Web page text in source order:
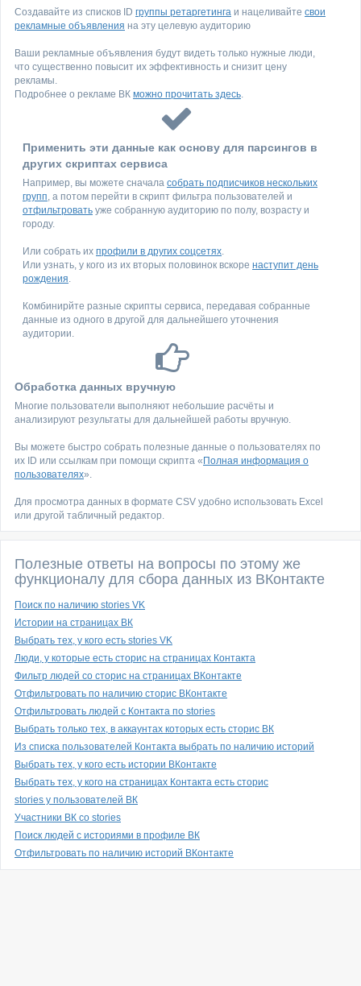
Создавайте из списков ID группы ретаргетинга и нацеливайте свои
рекламные объявления на эту целевую аудиторию
Ваши рекламные объявления будут видеть только нужные люди,
что существенно повысит их эффективность и снизит цену
рекламы.
Подробнее о рекламе ВК можно прочитать здесь.
Применить эти данные как основу для парсингов в
других скриптах сервиса
Например, вы можете сначала собрать подписчиков нескольких
групп, а потом перейти в скрипт фильтра пользователей и
отфильтровать уже собранную аудиторию по полу, возрасту и
городу.
Или собрать их профили в других соцсетях.
Или узнать, у кого из их вторых половинок вскоре наступит день
рождения.
Комбинирйте разные скрипты сервиса, передавая собранные
данные из одного в другой для дальнейшего уточнения
аудитории.
Обработка данных вручную
Многие пользователи выполняют небольшие расчёты и
анализируют результаты для дальнейшей работы вручную.
Вы можете быстро собрать полезные данные о пользователях по
их ID или ссылкам при помощи скрипта « Полная информация о
пользователях».
Для просмотра данных в формате CSV удобно использовать Excel
или другой табличный редактор.
Полезные ответы на вопросы по этому же
функционалу для сбора данных из ВКонтакте
Поиск по наличию stories VK
Истории на страницах ВК
Выбрать тех, у кого есть stories VK
Люди, у которые есть сторис на страницах Контакта
Фильтр людей со сторис на страницах ВКонтакте
Отфильтровать по наличию сторис ВКонтакте
Отфильтровать людей с Контакта по stories
Выбрать только тех, в аккаунтах которых есть сторис ВК
Из списка пользователей Контакта выбрать по наличию историй
Выбрать тех, у кого есть истории ВКонтакте
Выбрать тех, у кого на страницах Контакта есть сторис
stories у пользователей ВК
Участники ВК со stories
Поиск людей с историями в профиле ВК
Отфильтровать по наличию историй ВКонтакте